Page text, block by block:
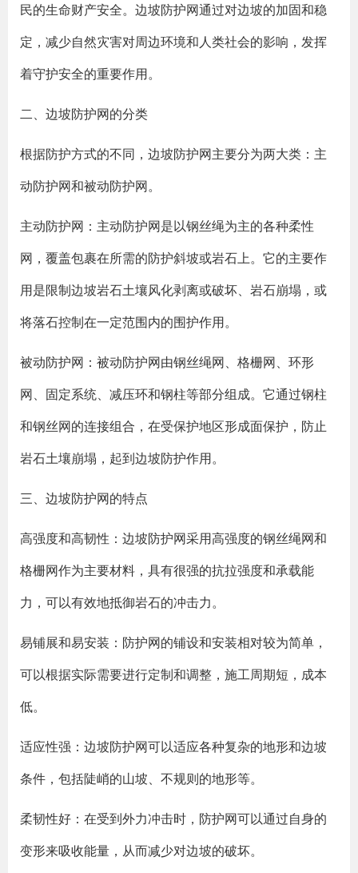
民的生命财产安全。边坡防护网通过对边坡的加固和稳
定，减少自然灾害对周边环境和人类社会的影响，发挥
着守护安全的重要作用。
二、边坡防护网的分类
根据防护方式的不同，边坡防护网主要分为两大类：主
动防护网和被动防护网。
主动防护网：主动防护网是以钢丝绳为主的各种柔性
网，覆盖包裹在所需的防护斜坡或岩石上。它的主要作
用是限制边坡岩石土壤风化剥离或破坏、岩石崩塌，或
将落石控制在一定范围内的围护作用。
被动防护网：被动防护网由钢丝绳网、格栅网、环形
网、固定系统、减压环和钢柱等部分组成。它通过钢柱
和钢丝网的连接组合，在受保护地区形成面保护，防止
岩石土壤崩塌，起到边坡防护作用。
三、边坡防护网的特点
高强度和高韧性：边坡防护网采用高强度的钢丝绳网和
格栅网作为主要材料，具有很强的抗拉强度和承载能
力，可以有效地抵御岩石的冲击力。
易铺展和易安装：防护网的铺设和安装相对较为简单，
可以根据实际需要进行定制和调整，施工周期短，成本
低。
适应性强：边坡防护网可以适应各种复杂的地形和边坡
条件，包括陡峭的山坡、不规则的地形等。
柔韧性好：在受到外力冲击时，防护网可以通过自身的
变形来吸收能量，从而减少对边坡的破坏。